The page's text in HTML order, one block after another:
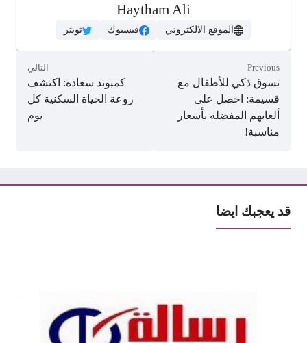
Haytham Ali
الموقع الالكتروني فيسبوك تويتر
Previous
تسوق ذكي للأطفال مع
قسيمة: احصل على
ألعابهم المفضلة بأسعار
مناسبة!
التالي
كمبوند سعادة: اكتشف
روعة الحياة السكنية كل
يوم
قد يعجبك ايضا